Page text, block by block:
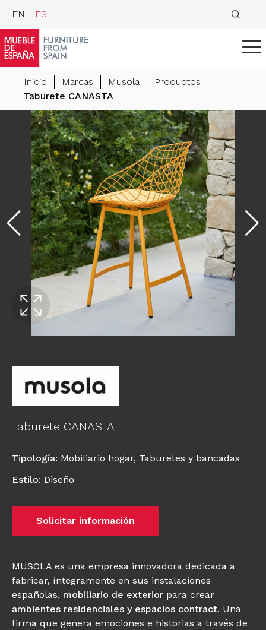
EN ES
Inicio Marcas Musola
Productos
Taburete CANASTA
Taburete CANASTA
Tipología: Mobiliario hogar, Taburetes y bancadas
Estilo: Diseño
Solicitar información
MUSOLA es una empresa innovadora dedicada a
fabricar, íntegramente en sus instalaciones
españolas, mobiliario de exterior para crear
ambientes residenciales y espacios contract. Una
firma que genera emociones e historias a través de